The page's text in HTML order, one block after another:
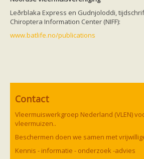
Leðrblaka Express en Gudnjoloddi,
Chiroptera Information Center (NIFF):
www.batlife.no/publications
Contact
Vleermuiswerkgroep Nederland (VLEN)
vleermuizen..
Beschermen doen we samen met
Kennis - informatie - onderzoek -advies